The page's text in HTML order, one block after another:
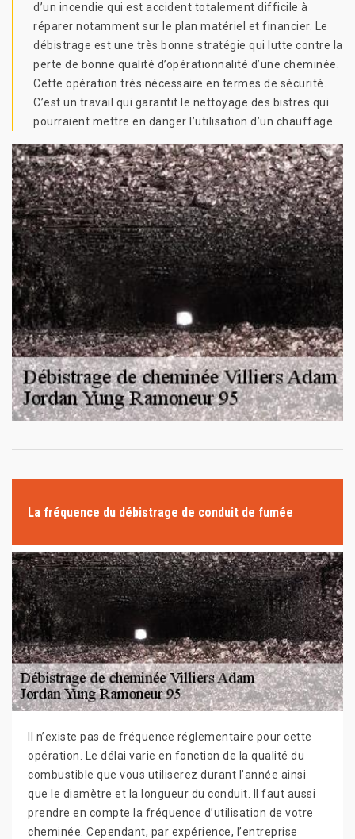
d’un incendie qui est accident totalement difficile à
réparer notamment sur le plan matériel et financier. Le
débistrage est une très bonne stratégie qui lutte contre la
perte de bonne qualité d’opérationnalité d’une cheminée.
Cette opération très nécessaire en termes de sécurité.
C’est un travail qui garantit le nettoyage des bistres qui
pourraient mettre en danger l’utilisation d’un chauffage.
La fréquence du débistrage de conduit de fumée
Il n’existe pas de fréquence réglementaire pour cette
opération. Le délai varie en fonction de la qualité du
combustible que vous utiliserez durant l’année ainsi
que le diamètre et la longueur du conduit. Il faut aussi
prendre en compte la fréquence d’utilisation de votre
cheminée. Cependant, par expérience, l’entreprise